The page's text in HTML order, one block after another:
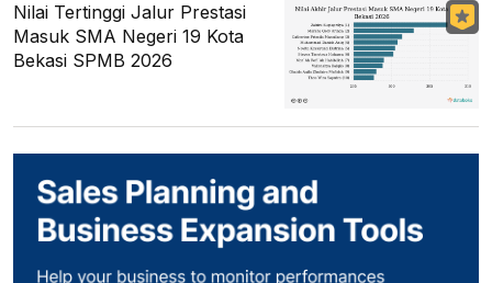
Nilai Tertinggi Jalur Prestasi
Masuk SMA Negeri 19 Kota
Bekasi SPMB 2026